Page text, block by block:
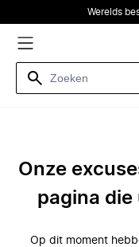
Werelds
Onze
pagina
Op dit moment